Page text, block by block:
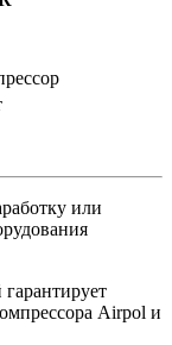
или
Airpol и